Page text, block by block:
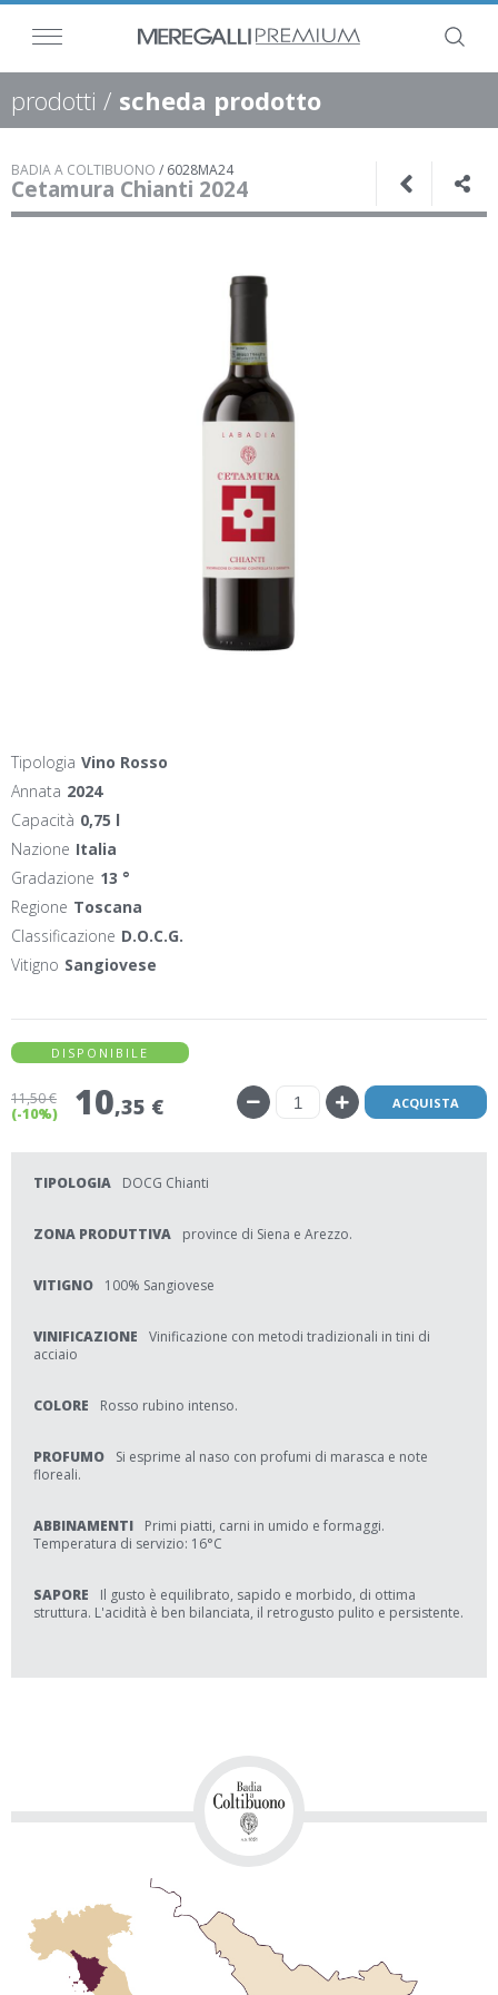
prodotti / scheda prodotto
BADIA A COLTIBUONO / 6028MA24
Cetamura Chianti 2024
Tipologia Vino Rosso
Annata 2024
Capacità 0,75 l
Nazione Italia
Gradazione 13 °
Regione Toscana
Classificazione D.O.C.G.
Vitigno Sangiovese
DISPONIBILE
11,50 €
(-10%)
10,35 € ACQUISTA
TIPOLOGIA DOCG Chianti
ZONA PRODUTTIVA province di Siena e Arezzo.
VITIGNO 100% Sangiovese
VINIFICAZIONE
Vinificazione con metodi tradizionali in tini di
acciaio
COLORE Rosso rubino intenso.
PROFUMO
Si esprime al naso con profumi di marasca e note
floreali.
ABBINAMENTI
Primi piatti, carni in umido e formaggi.
Temperatura di servizio: 16°C
SAPORE
Il gusto è equilibrato, sapido e morbido, di ottima
struttura. L'acidità è ben bilanciata, il retrogusto pulito e persistente.